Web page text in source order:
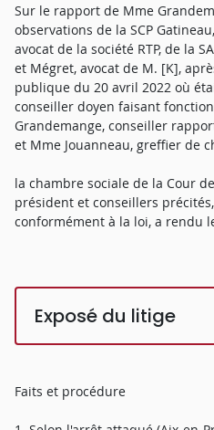
Sur le rapport de Mme
observations de la SCP
avocat de la société RTP, de la
et Mégret, avocat de M. [K],
publique du 20 avril 2022 où
conseiller doyen faisant
Grandemange, conseiller
et Mme Jouanneau, greffier de
la chambre sociale de la Cour
président et conseillers
conformément à la loi, a rendu
Exposé du litige
Faits et procédure